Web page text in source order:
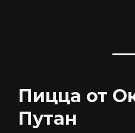
Пицца от
Путан